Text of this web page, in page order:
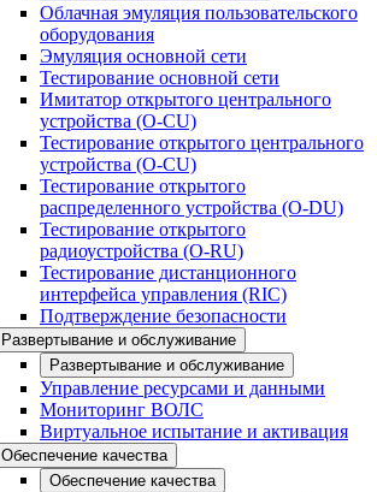
Облачная эмуляция пользовательского
оборудования
Эмуляция основной сети
Тестирование основной сети
Имитатор открытого центрального
устройства (O-CU)
Тестирование открытого центрального
устройства (O-CU)
Тестирование открытого
распределенного устройства (O-DU)
Тестирование открытого
радиоустройства (O-RU)
Тестирование дистанционного
интерфейса управления (RIC)
Подтверждение безопасности
Развертывание и обслуживание
Развертывание и обслуживание
Управление ресурсами и данными
Мониторинг ВОЛС
Виртуальное испытание и активация
Обеспечение качества
Обеспечение качества